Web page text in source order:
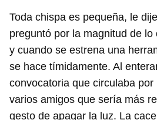
Toda chispa es pequeña, le
preguntó por la magnitud de lo
y cuando se estrena una
se hace tímidamente. Al
convocatoria que circulaba
varios amigos que sería más
gesto de apagar la luz. La